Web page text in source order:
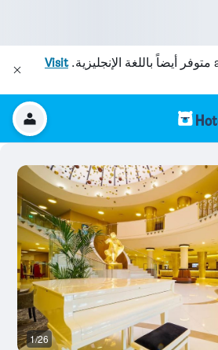
متوفر أيضاً باللغة الإنجليزية.Visit
1/26